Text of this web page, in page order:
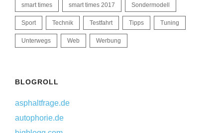
smart times smart times 2017 Sondermodell
Sport Technik Testfahrt Tipps Tuning
Unterwegs Web Werbung
BLOGROLL
asphaltfrage.de
autophorie.de